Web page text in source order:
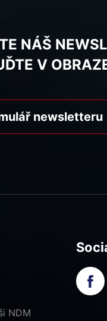
NÁŠ
V
newsletteru
NDM